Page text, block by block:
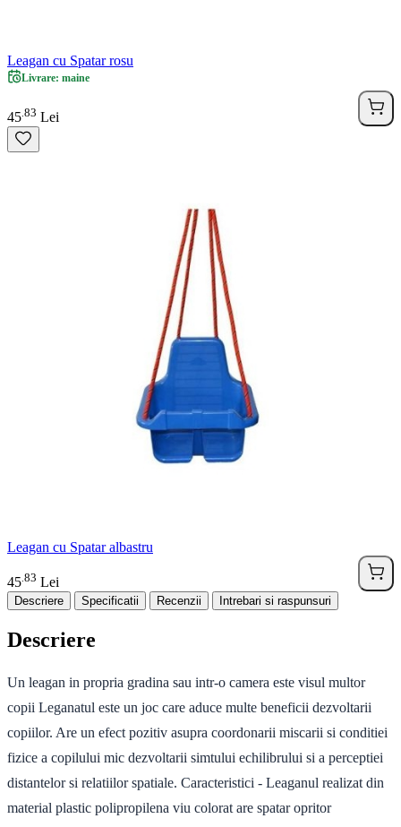
Leagan cu Spatar rosu
Livrare: maine
45 83 Lei
Leagan cu Spatar albastru
45 83 Lei
Descriere Specificatii Recenzii Intrebari si raspunsuri
Descriere
Un leagan in propria gradina sau intr-o camera este visul multor
copii Leganatul este un joc care aduce multe beneficii dezvoltarii
copiilor. Are un efect pozitiv asupra coordonarii miscarii si conditiei
fizice a copilului mic dezvoltarii simtului echilibrului si a perceptiei
distantelor si relatiilor spatiale. Caracteristici - Leaganul realizat din
material plastic polipropilena viu colorat are spatar opritor